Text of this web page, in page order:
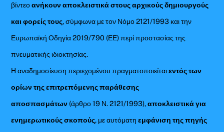
βίντεοανήκουν αποκλειστικά στους αρχικούς δημιουργούς
και φορείς τους, σύμφωνα με τον Νόμο 2121/1993 και την
Ευρωπαϊκή Οδηγία 2019/790 (ΕΕ) περί προστασίας της
πνευματικής ιδιοκτησίας.
Η αναδημοσίευση περιεχομένου πραγματοποιείταιεντός των
ορίων της επιτρεπόμενης παράθεσης
αποσπασμάτων (άρθρο 19 Ν. 2121/1993),αποκλειστικά για
ενημερωτικούς σκοπούς, με αυτόματηεμφάνιση της πηγής